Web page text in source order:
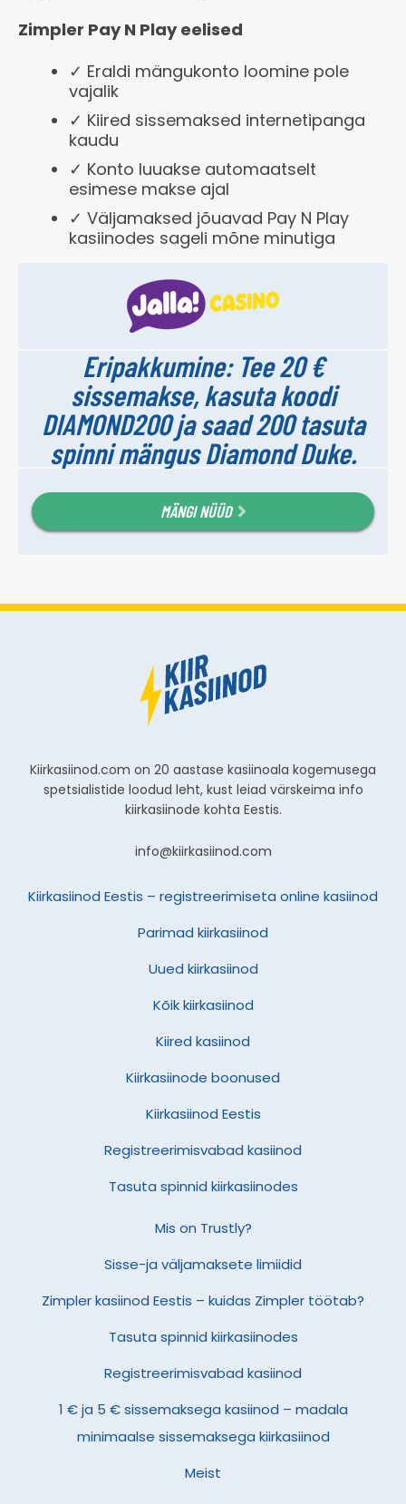
Zimpler Pay N Play eelised
✓ Eraldi mängukonto loomine pole
vajalik
✓ Kiired sissemaksed internetipanga
kaudu
✓ Konto luuakse automaatselt
esimese makse ajal
✓ Väljamaksed jõuavad Pay N Play
kasiinodes sageli mõne minutiga
Eripakkumine: Tee 20 €
sissemakse, kasuta koodi
DIAMOND200 ja saad 200 tasuta
spinni mängus Diamond Duke.
MÄNGI NÜÜD
Kiirkasiinod.com on 20 aastase kasiinoala kogemusega
spetsialistide loodud leht, kust leiad värskeima info
kiirkasiinode kohta Eestis.
info@kiirkasiinod.com
Kiirkasiinod Eestis – registreerimiseta online kasiinod
Parimad kiirkasiinod
Uued kiirkasiinod
Kõik kiirkasiinod
Kiired kasiinod
Kiirkasiinode boonused
Kiirkasiinod Eestis
Registreerimisvabad kasiinod
Tasuta spinnid kiirkasiinodes
Mis on Trustly?
Sisse-ja väljamaksete limiidid
Zimpler kasiinod Eestis – kuidas Zimpler töötab?
Tasuta spinnid kiirkasiinodes
Registreerimisvabad kasiinod
1 € ja 5 € sissemaksega kasiinod – madala
minimaalse sissemaksega kiirkasiinod
Meist